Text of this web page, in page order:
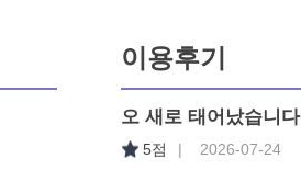
이용후기
오 새로 태어났습니다
5점
| 2026-07-24